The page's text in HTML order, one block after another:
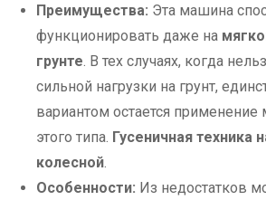
Преимущества: Эта машина
функционировать даже на
грунте . В тех случаях, когда
сильной нагрузки на грунт,
вариантом остается
этого типа. Гусеничная
колесной
Особенности: Из недостатков